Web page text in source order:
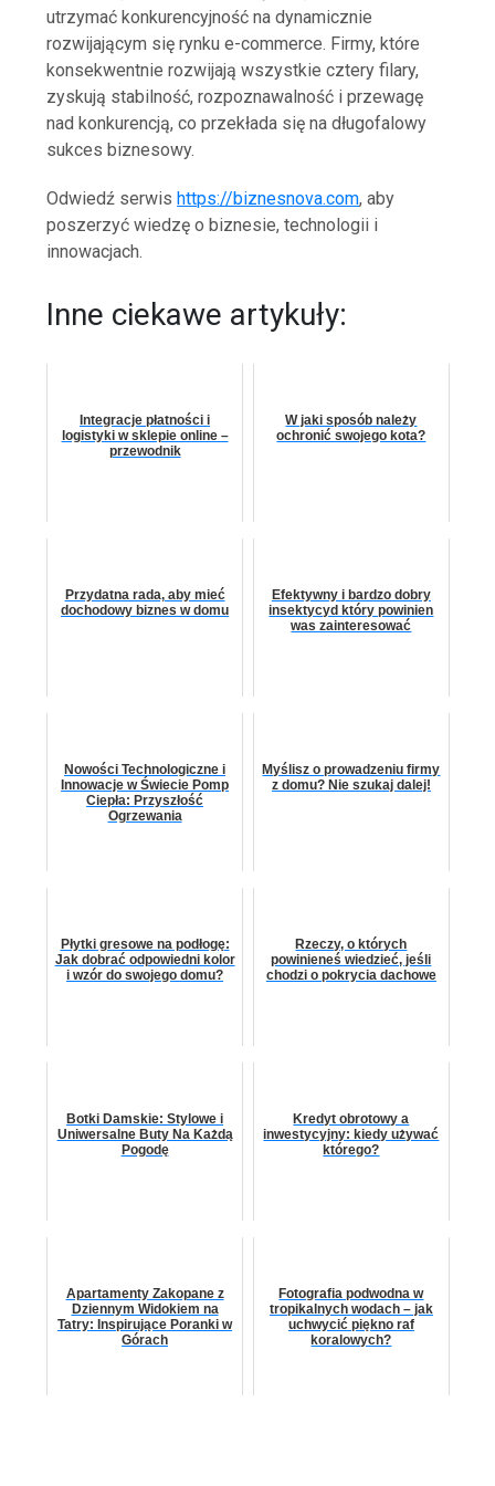
utrzymać konkurencyjność na dynamicznie
rozwijającym się rynku e-commerce. Firmy, które
konsekwentnie rozwijają wszystkie cztery filary,
zyskują stabilność, rozpoznawalność i przewagę
nad konkurencją, co przekłada się na długofalowy
sukces biznesowy.
Odwiedź serwishttps://biznesnova.com, aby
poszerzyć wiedzę o biznesie, technologii i
innowacjach.
Inne ciekawe artykuły:
Integracje płatności i
logistyki w sklepie online –
przewodnik
W jaki sposób należy
ochronić swojego kota?
Przydatna rada, aby mieć
dochodowy biznes w domu
Efektywny i bardzo dobry
insektycyd który powinien
was zainteresować
Nowości Technologiczne i
Innowacje w Świecie Pomp
Ciepła: Przyszłość
Ogrzewania
Myślisz o prowadzeniu firmy
z domu? Nie szukaj dalej!
Płytki gresowe na podłogę:
Jak dobrać odpowiedni kolor
i wzór do swojego domu?
Rzeczy, o których
powinieneś wiedzieć, jeśli
chodzi o pokrycia dachowe
Botki Damskie: Stylowe i
Uniwersalne Buty Na Każdą
Pogodę
Kredyt obrotowy a
inwestycyjny: kiedy używać
którego?
Apartamenty Zakopane z
Dziennym Widokiem na
Tatry: Inspirujące Poranki w
Górach
Fotografia podwodna w
tropikalnych wodach – jak
uchwycić piękno raf
koralowych?